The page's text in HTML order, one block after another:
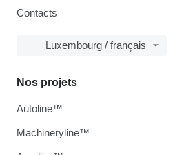
Contacts
Luxembourg / français
Nos projets
Autoline™
Machineryline™